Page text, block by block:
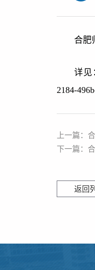
合肥
详见
2184-
上一篇：
返回